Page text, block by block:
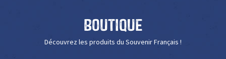
Boutique
Découvrez les produits du Souvenir Français !